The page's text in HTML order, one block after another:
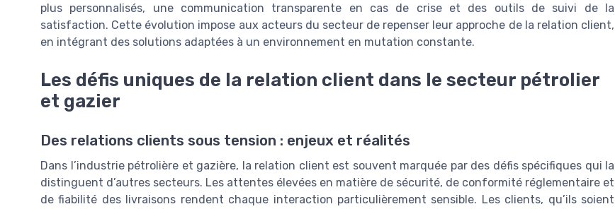
plus personnalisés, une communication transparente en cas de crise et des outils de suivi de la
satisfaction. Cette évolution impose aux acteurs du secteur de repenser leur approche de la relation client,
en intégrant des solutions adaptées à un environnement en mutation constante.
Les défis uniques de la relation client dans le secteur pétrolier
et gazier
Des relations clients sous tension : enjeux et réalités
Dans l’industrie pétrolière et gazière, la relation client est souvent marquée par des défis spécifiques qui la
distinguent d’autres secteurs. Les attentes élevées en matière de sécurité, de conformité réglementaire et
de fiabilité des livraisons rendent chaque interaction particulièrement sensible. Les clients, qu’ils soient